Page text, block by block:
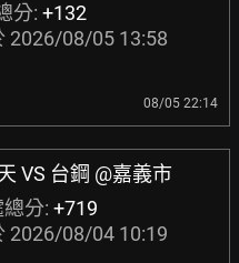
分: +132
2026/08/05 13:58
08/05 22:14
VS 台鋼 @嘉義市
分: +719
2026/08/04 10:19